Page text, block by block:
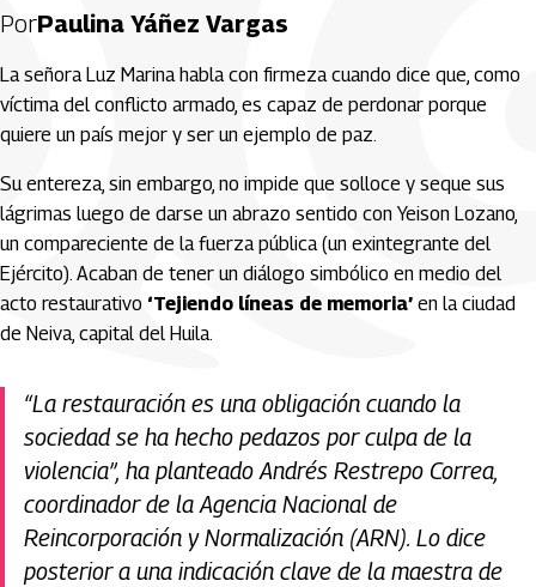
PorPaulina Yáñez Vargas
La señora Luz Marina habla con firmeza cuando dice que, como
víctima del conflicto armado, es capaz de perdonar porque
quiere un país mejor y ser un ejemplo de paz.
Su entereza, sin embargo, no impide que solloce y seque sus
lágrimas luego de darse un abrazo sentido con Yeison Lozano,
un compareciente de la fuerza pública (un exintegrante del
Ejército). Acaban de tener un diálogo simbólico en medio del
acto restaurativo ‘Tejiendo líneas de memoria’ en la ciudad
de Neiva, capital del Huila.
“La restauración es una obligación cuando la
sociedad se ha hecho pedazos por culpa de la
violencia”, ha planteado Andrés Restrepo Correa,
coordinador de la Agencia Nacional de
Reincorporación y Normalización (ARN). Lo dice
posterior a una indicación clave de la maestra de